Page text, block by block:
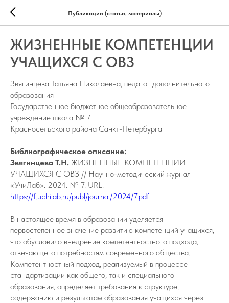
Публикации (статьи, материалы)
ЖИЗНЕННЫЕ КОМПЕТЕНЦИИ
УЧАЩИХСЯ С ОВЗ
Звягинцева Татьяна Николаевна, педагог дополнительного
образования
Государственное бюджетное общеобразовательное
учреждение школа № 7
Красносельского района Санкт-Петербурга
Библиографическое описание:
Звягинцева Т.Н. ЖИЗНЕННЫЕ КОМПЕТЕНЦИИ
УЧАЩИХСЯ С ОВЗ // Научно-методический журнал
«УчиЛаб». 2024. № 7. URL:
https://f.uchilab.ru/publ/journal/2024/7.pdf.
В настоящее время в образовании уделяется
первостепенное значение развитию компетенций учащихся,
что обусловило внедрение компетентностного подхода,
отвечающего потребностям современного общества.
Компетентностный подход, реализуемый в процессе
стандартизации как общего, так и специального
образования, определяет требования к структуре,
содержанию и результатам образования учащихся через